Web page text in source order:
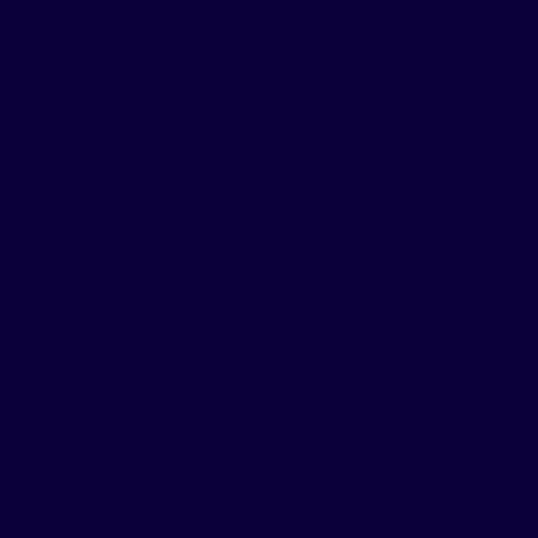
phù hợp với hầu hết loại hàng hóa. Xe nâng tiếp cận từng vị